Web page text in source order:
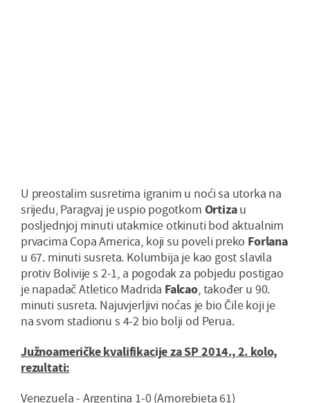
U preostalim susretima igranim u noći sa utorka na
srijedu, Paragvaj je uspio pogotkom Ortizau
posljednjoj minuti utakmice otkinuti bod aktualnim
prvacima Copa America, koji su poveli preko Forlana
u 67. minuti susreta. Kolumbija je kao gost slavila
protiv Bolivije s 2-1, a pogodak za pobjedu postigao
je napadač Atletico Madrida Falcao, također u 90.
minuti susreta. Najuvjerljivi noćas je bio Čile koji je
na svom stadionu s 4-2 bio bolji od Perua.
Južnoameričke kvalifikacije za SP 2014., 2. kolo,
rezultati:
Venezuela - Argentina 1-0 (Amorebieta 61)